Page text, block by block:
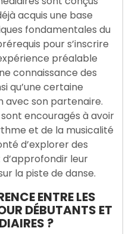
acquis une base
fondamentales du
pour s’inscrire
préalable
connaissance des
qu’une certaine
avec son partenaire.
encouragés à avoir
et de la musicalité
d’explorer des
leur
la piste de danse.
ENTRE LES
DÉBUTANTS ET
?